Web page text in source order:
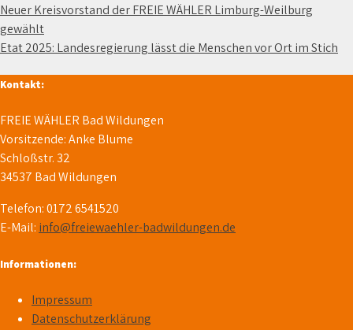
Neuer Kreisvorstand der FREIE WÄHLER Limburg-Weilburg
gewählt
Etat 2025: Landesregierung lässt die Menschen vor Ort im Stich
Kontakt:
FREIE WÄHLER Bad Wildungen
Vorsitzende: Anke Blume
Schloßstr. 32
34537 Bad Wildungen
Telefon: 0172 6541520
E-Mail: info@freiewaehler-badwildungen.de
Informationen:
Impressum
Datenschutzerklärung